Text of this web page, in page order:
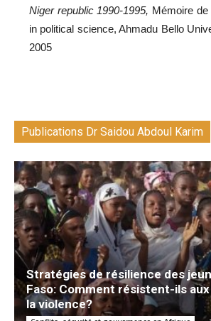
Niger republic 1990-1995, Mémoire
in political science, Ahmadu Bello
2005
Publications Dr Saidou Abdoul Karim
Stratégies de résilience des
Faso: Comment résistent-ils
la violence?